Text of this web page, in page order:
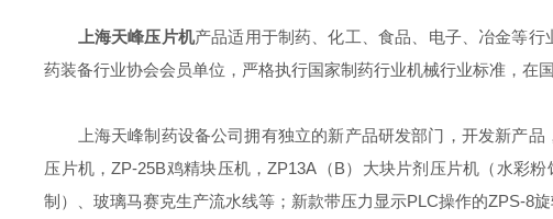
上海天峰压片机产品适用于制药、化工、食品、电子、冶金等
药装备行业协会会员单位，严格执行国家制药行业机械行业标准，
上海天峰制药设备公司拥有独立的新产品研发部门，开发新产品
压片机，ZP-25B鸡精块压机，ZP13A（B）大块片剂压片机（水彩
制）、玻璃马赛克生产流水线等；新款带压力显示PLC操作的ZPS-8